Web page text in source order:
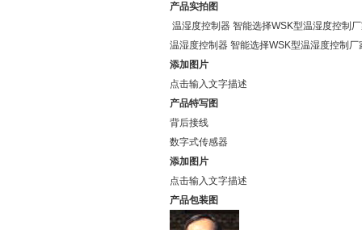
产品实拍图
温湿度控制器 智能选择WSK型温湿度控制
温湿度控制器 智能选择WSK型温湿度控制
添加图片
点击输入文字描述
产品特写图
背后接线
数字式传感器
添加图片
点击输入文字描述
产品包装图